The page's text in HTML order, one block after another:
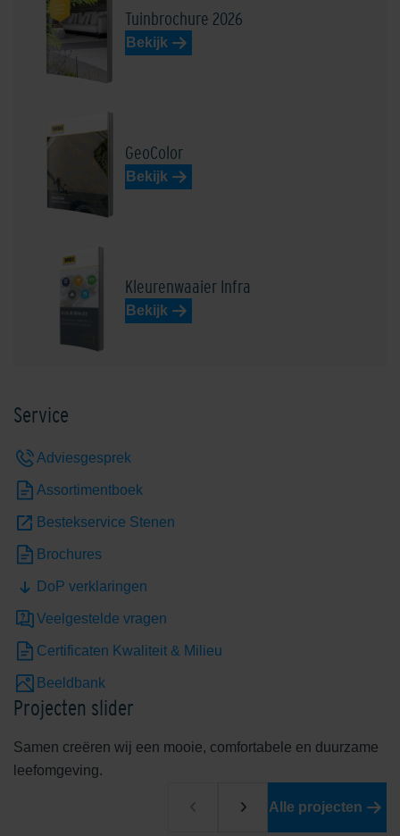
Edelbasaltzwart
Edeldonkerbruin
Edelrood
Tuinbrochure 2026
Bekijk
GeoColor
Bekijk
Kleurenwaaier Infra
Bekijk
Service
Adviesgesprek
Assortimentboek
Bestekservice Stenen
Brochures
DoP verklaringen
Veelgestelde vragen
Certificaten Kwaliteit & Milieu
Beeldbank
Projecten slider
Samen creëren wij een mooie, comfortabele en duurzame
leefomgeving.
Alle projecten